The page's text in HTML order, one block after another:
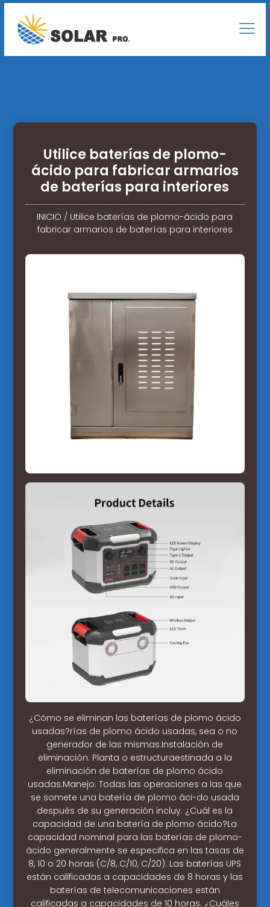
Utilice baterías de plomo-
ácido para fabricar armarios
de baterías para interiores
INICIO / Utilice baterías de plomo-ácido para
fabricar armarios de baterías para interiores
¿Cómo se eliminan las baterías de plomo ácido
usadas?rías de plomo ácido usadas, sea o no
generador de las mismas.Instalación de
eliminación: Planta o estructuraestinada a la
eliminación de baterías de plomo ácido
usadas.Manejo: Todas las operaciones a las que
se somete una batería de plomo áci-do usada
después de su generación incluy. ¿Cuál es la
capacidad de una batería de plomo ácido?La
capacidad nominal para las baterías de plomo-
ácido generalmente se especifica en las tasas de
8, 10 o 20 horas (C/8, C/10, C/20). Las baterías UPS
están calificadas a capacidades de 8 horas y las
baterías de telecomunicaciones están
calificadas a capacidades de 10 horas. ¿Cuáles